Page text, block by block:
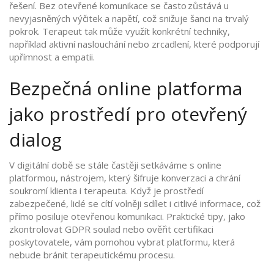
řešení. Bez otevřené komunikace se často zůstává u
nevyjasněných výčitek a napětí, což snižuje šanci na trvalý
pokrok. Terapeut tak může využít konkrétní techniky,
například aktivní naslouchání nebo zrcadlení, které podporují
upřímnost a empatii.
Bezpečná online platforma
jako prostředí pro otevřený
dialog
V digitální době se stále častěji setkáváme s online
platformou, nástrojem, který šifruje konverzaci a chrání
soukromí klienta i terapeuta. Když je prostředí
zabezpečené, lidé se cítí volněji sdílet i citlivé informace, což
přímo posiluje otevřenou komunikaci. Praktické tipy, jako
zkontrolovat GDPR soulad nebo ověřit certifikaci
poskytovatele, vám pomohou vybrat platformu, která
nebude bránit terapeutickému procesu.